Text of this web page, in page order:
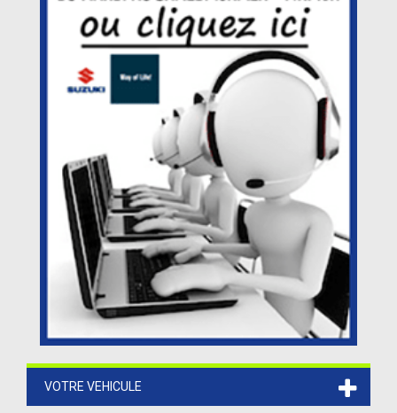
VOTRE VEHICULE